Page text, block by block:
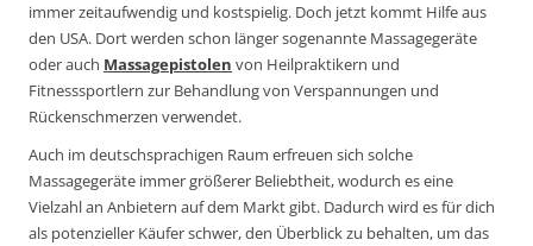
immer zeitaufwendig und kostspielig. Doch jetzt kommt Hilfe aus
den USA. Dort werden schon länger sogenannte Massagegeräte
oder auch Massagepistolen von Heilpraktikern und
Fitnesssportlern zur Behandlung von Verspannungen und
Rückenschmerzen verwendet.
Auch im deutschsprachigen Raum erfreuen sich solche
Massagegeräte immer größerer Beliebtheit, wodurch es eine
Vielzahl an Anbietern auf dem Markt gibt. Dadurch wird es für dich
als potenzieller Käufer schwer, den Überblick zu behalten, um das